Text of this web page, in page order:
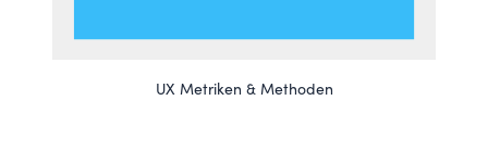
UX Metriken & Methoden